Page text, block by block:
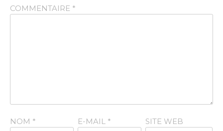
COMMENTAIRE *
NOM * E-MAIL * SITE WEB